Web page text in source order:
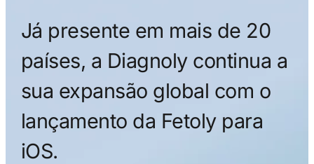
Já presente em mais de 20
países, a Diagnoly continua a
sua expansão global com o
lançamento da Fetoly para
iOS.